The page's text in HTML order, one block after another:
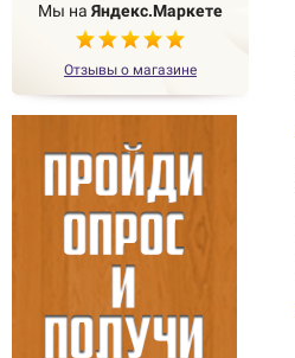
Мы на Яндекс.Маркете
Отзывы о магазине